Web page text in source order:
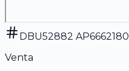
DBU52882 AP6662180
Venta